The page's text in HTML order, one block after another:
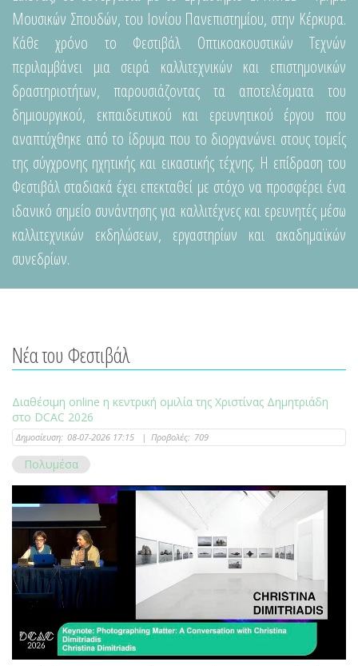
Μουσικών Σπουδών, του Ιονίου Πανεπιστημίου, στην Κέρκυρα.
Κάθε χρόνο το Φεστιβάλ Οπτικοακουστικών Τεχνών
περιλαμβάνει μια σειρά καλλιτεχνικών και επιστημονικών
δραστηριοτήτων, παρουσιάζοντας τα αποτελέσματα του
δημιουργικού, εκπαιδευτικού και ερευνητικού έργου που
αναπτύχθηκε από το ίδρυμα που το διοργανώνει στους τομείς
της σύγχρονης ηχητικής και εικαστικής τέχνης. Η επίδραση του
Φεστιβάλ σταδιακά έχει επεκταθεί με στόχο να προσφέρει ένα
ιδανικό σημείο συνάντησης για καλλιτέχνες και ερευνητές μέσω
καλλιτεχνικών εκδηλώσεων, εργαστηρίων και ακαδημαϊκών
συνεδρίων.
Νέα του Φεστιβάλ
Διαθέσιμη online η κεντρική ομιλία της Χριστίνας Δημητριάδη
στο DCAC 2026
Δημοσίευση: 08-07-2026 17:15 | Προβολές: 709
Πολυμέσα